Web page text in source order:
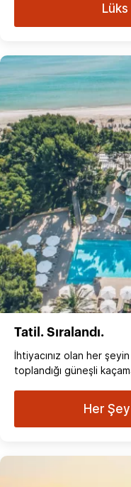
Tatil. Sıralandı.
İhtiyacınız olan her
toplandığı güneşli
Her